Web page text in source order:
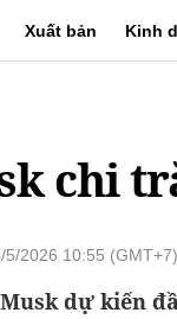
Xuất bản Kinh
chi
5/2026 10:55 (GMT+7)
dự kiến